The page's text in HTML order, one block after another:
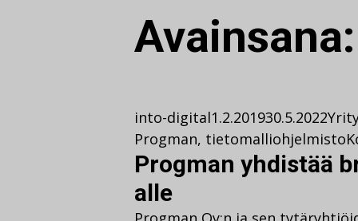
into-digital1.2.201930.5.2022
Progman, tietomalliohjelmisto
Progman yhdistää
alle